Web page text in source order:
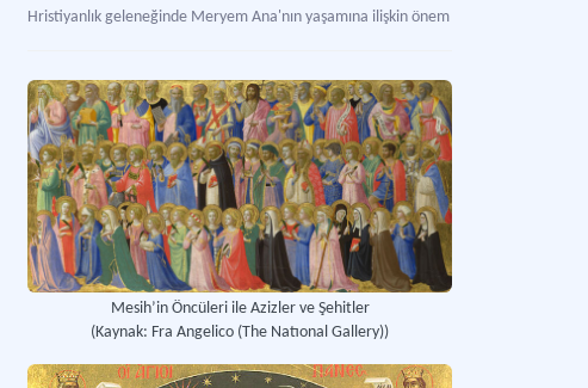
Hristiyanlık geleneğinde Meryem Ana'nın yaşamına ilişkin önem arz eden olayların
Mesih’in Öncüleri ile Azizler ve Şehitler
(Kaynak: Fra Angelico (The Natıonal Gallery))